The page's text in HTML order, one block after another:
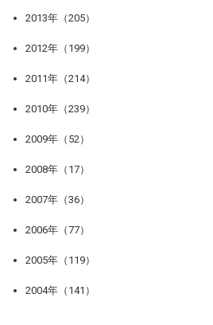
2013年（205）
2012年（199）
2011年（214）
2010年（239）
2009年（52）
2008年（17）
2007年（36）
2006年（77）
2005年（119）
2004年（141）